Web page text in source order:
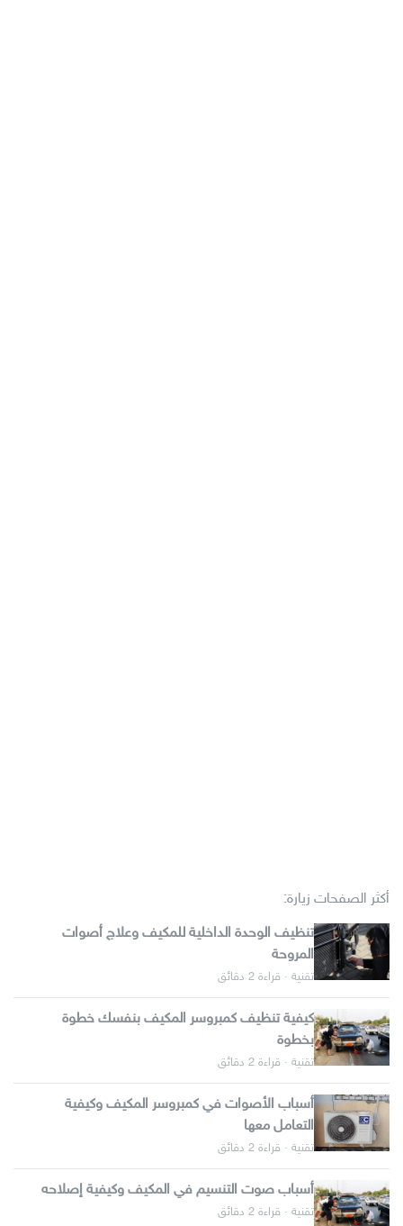
أكثر الصفحات زيارة:
تنظيف الوحدة الداخلية للمكيف وعلاج أصوات
المروحة
تقنية · قراءة 2 دقائق
كيفية تنظيف كمبروسر المكيف بنفسك خطوة
بخطوة
تقنية · قراءة 2 دقائق
أسباب الأصوات في كمبروسر المكيف وكيفية
التعامل معها
تقنية · قراءة 2 دقائق
أسباب صوت التنسيم في المكيف وكيفية إصلاحه
تقنية · قراءة 2 دقائق